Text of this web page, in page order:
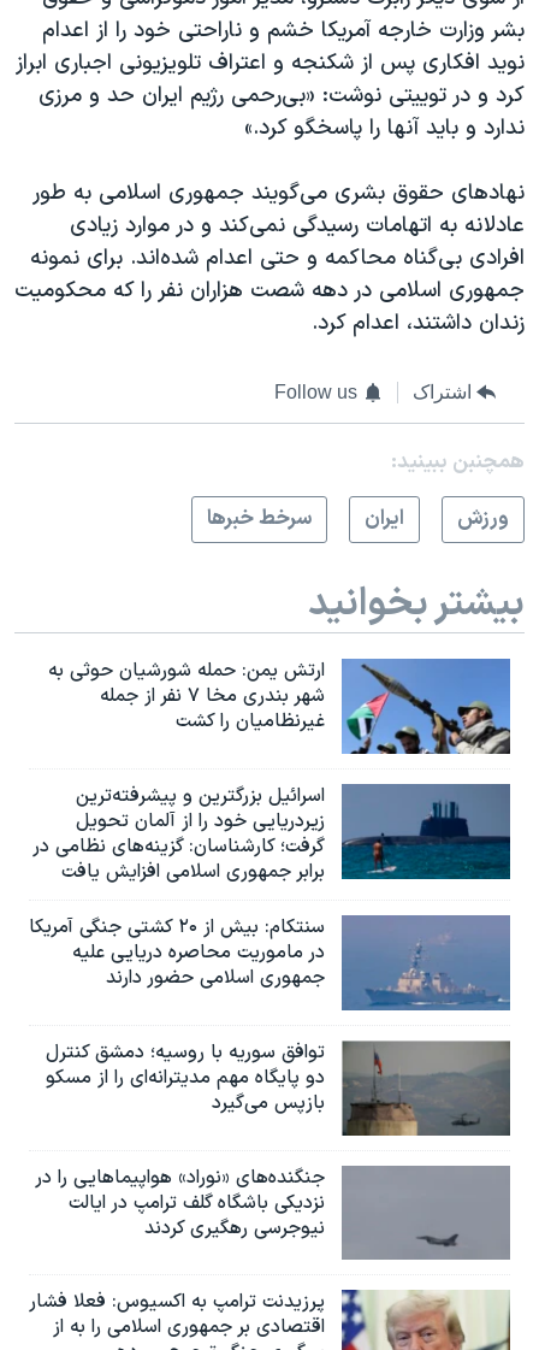
بشر وزارت خارجه آمریکا خشم و ناراحتی خود را از اعدام
نوید افکاری پس از شکنجه و اعتراف تلویزیونی اجباری ابراز
کرد و در توییتی نوشت: «بی‌رحمی رژیم ایران حد و مرزی
ندارد و باید آنها را پاسخگو کرد.»
نهادهای حقوق بشری می‌‌گویند جمهوری اسلامی به طور
عادلانه به اتهامات رسیدگی نمی‌کند و در موارد زیادی
افرادی بی‌گناه محاکمه و حتی اعدام شده‌‌اند. برای نمونه
جمهوری اسلامی در دهه شصت هزاران نفر را که محکومیت
زندان داشتند، اعدام کرد.
اشتراک Follow us
همچنبن ببینید:
ورزش
ايران سرخط خبرها
بیشتر بخوانید
ارتش یمن: حمله شورشیان حوثی به
شهر بندری مخا ۷ نفر از جمله
غیرنظامیان را کشت
اسرائيل بزرگترین و پیشرفته‌ترین
زیردریایی خود را از آلمان تحویل
گرفت؛ کارشناسان: گزینه‌های نظامی در
برابر جمهوری اسلامی افزایش یافت
سنتکام: بیش از ۲۰ کشتی جنگی آمریکا
در ماموریت محاصره دریایی علیه
جمهوری اسلامی حضور دارند
توافق سوریه با روسیه؛ دمشق کنترل
دو پایگاه مهم مدیترانه‌ای را از مسکو
بازپس می‌گیرد
جنگنده‌های «نوراد» هواپیماهایی را در
نزدیکی باشگاه گلف ترامپ در ایالت
نیوجرسی رهگیری کردند
پرزیدنت ترامپ به اکسیوس: فعلا فشار
اقتصادی بر جمهوری اسلامی را به از